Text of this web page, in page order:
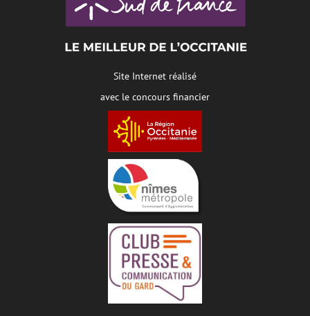
Site Internet réalisé
avec le concours financier